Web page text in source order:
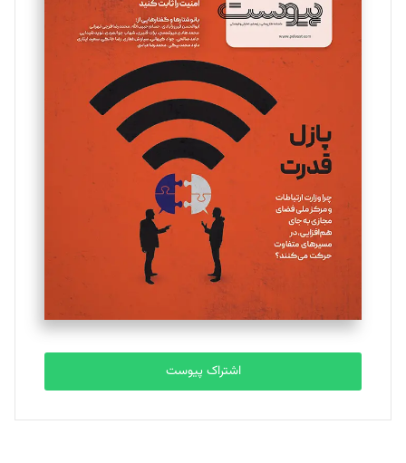
مینا پاکدل
یسنا امان‌پور
تحریریه
ملینا جعفری
تحریریه
مصطفی مسجدی آرانی
تحریریه
بابک نقاش
تحریریه
اشتراک پیوست